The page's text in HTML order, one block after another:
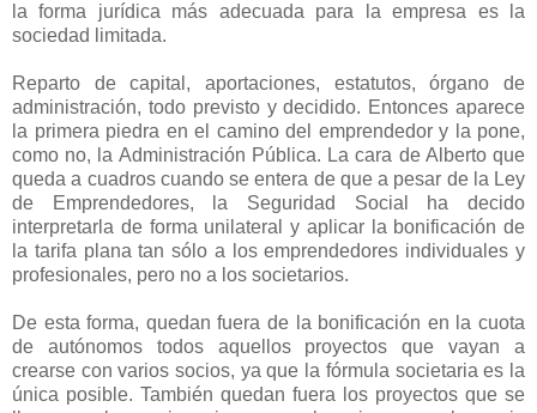
la forma jurídica más adecuada para la empresa es la
sociedad limitada.
Reparto de capital, aportaciones, estatutos, órgano de
administración, todo previsto y decidido. Entonces aparece
la primera piedra en el camino del emprendedor y la pone,
como no, la Administración Pública. La cara de Alberto que
queda a cuadros cuando se entera de que a pesar de la Ley
de Emprendedores, la Seguridad Social ha decido
interpretarla de forma unilateral y aplicar la bonificación de
la tarifa plana tan sólo a los emprendedores individuales y
profesionales, pero no a los societarios.
De esta forma, quedan fuera de la bonificación en la cuota
de autónomos todos aquellos proyectos que vayan a
crearse con varios socios, ya que la fórmula societaria es la
única posible. También quedan fuera los proyectos que se